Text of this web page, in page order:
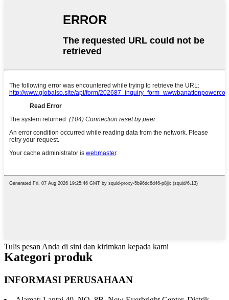
Tulis pesan Anda di sini dan kirimkan kepada kami
Kategori produk
INFORMASI PERUSAHAAN